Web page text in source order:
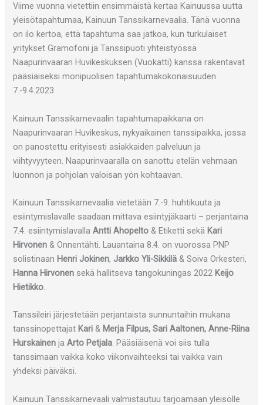
Viime vuonna vietettiin ensimmäistä kertaa Kainuussa uutta
yleisötapahtumaa, Kainuun Tanssikarnevaalia. Tänä vuonna
on ilo kertoa, että tapahtuma saa jatkoa, kun turkulaiset
yritykset Gramofoni ja Tanssipuoti yhteistyössä
Naapurinvaaran Huvikeskuksen (Vuokatti) kanssa rakentavat
pääsiäiseksi monipuolisen tapahtumakokonaisuuden
7.-9.4.2023.
Kainuun Tanssikarnevaalin tapahtumapaikkana on
Naapurinvaaran Huvikeskus, nykyaikainen tanssipaikka, jossa
on panostettu erityisesti asiakkaiden palveluun ja
viihtyvyyteen. Naapurinvaaralla on sanottu etelän vehmaan
luonnon ja pohjolan valoisan yön kohtaavan.
Kainuun Tanssikarnevaalia vietetään 7.-9. huhtikuuta ja
esiintymislavalle saadaan mittava esiintyjäkaarti – perjantaina
7.4. esiintymislavallaAntti Ahopelto & Etiketti sekä Kari
Hirvonen & Onnentähti. Lauantaina 8.4. on vuorossa PNP
solistinaan Henri Jokinen, Jarkko Yli-Sikkilä & Soiva Orkesteri,
Hanna Hirvonen sekä hallitseva tangokuningas 2022 Keijo
Hietikko.
Tanssileiri järjestetään perjantaista sunnuntaihin mukana
tanssinopettajat Kari & Merja Filpus, Sari Aaltonen, Anne-Riina
Hurskainen jaArto Petjala. Pääsiäisenä voi siis tulla
tanssimaan vaikka koko viikonvaihteeksi tai vaikka vain
yhdeksi päiväksi.
Kainuun Tanssikarnevaali valmistautuu tarjoamaan yleisölle